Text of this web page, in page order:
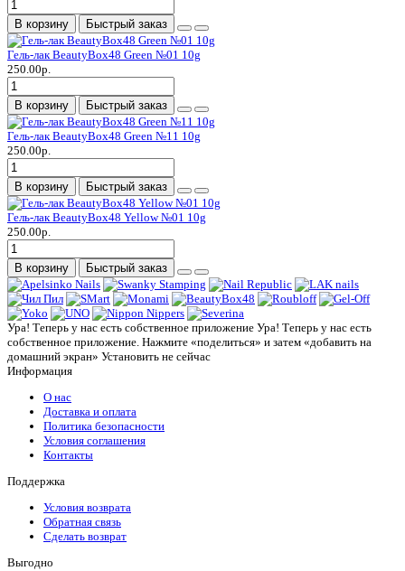
В корзину Быстрый заказ
Гель-лак BeautyBox48 Green №01 10g
250.00р.
В корзину Быстрый заказ
Гель-лак BeautyBox48 Green №11 10g
250.00р.
В корзину Быстрый заказ
Гель-лак BeautyBox48 Yellow №01 10g
250.00р.
В корзину Быстрый заказ
Ура! Теперь у нас есть собственное приложение Ура! Теперь у нас есть
собственное приложение. Нажмите «поделиться» и затем «добавить на
домашний экран» Установить не сейчас
Информация
О нас
Доставка и оплата
Политика безопасности
Условия соглашения
Контакты
Поддержка
Условия возврата
Обратная связь
Сделать возврат
Выгодно